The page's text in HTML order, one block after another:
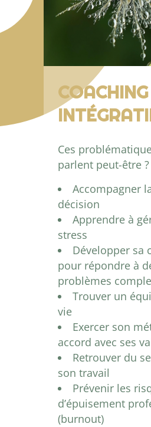
COACHING
Ces
parlent peut-être ?
Accompagner
décision
Apprendre à
stress
Développer sa
pour répondre à
problèmes
Trouver un
vie
Exercer son
accord avec ses
Retrouver du
son travail
Prévenir les
d’épuisement
(burnout)